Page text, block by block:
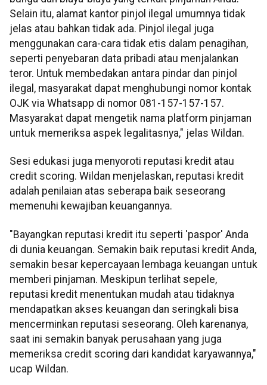
Selain itu, alamat kantor pinjol ilegal umumnya tidak
jelas atau bahkan tidak ada. Pinjol ilegal juga
menggunakan cara-cara tidak etis dalam penagihan,
seperti penyebaran data pribadi atau menjalankan
teror. Untuk membedakan antara pindar dan pinjol
ilegal, masyarakat dapat menghubungi nomor kontak
OJK via Whatsapp di nomor 081-157-157-157.
Masyarakat dapat mengetik nama platform pinjaman
untuk memeriksa aspek legalitasnya," jelas Wildan.
Sesi edukasi juga menyoroti reputasi kredit atau
credit scoring. Wildan menjelaskan, reputasi kredit
adalah penilaian atas seberapa baik seseorang
memenuhi kewajiban keuangannya.
"Bayangkan reputasi kredit itu seperti 'paspor' Anda
di dunia keuangan. Semakin baik reputasi kredit Anda,
semakin besar kepercayaan lembaga keuangan untuk
memberi pinjaman. Meskipun terlihat sepele,
reputasi kredit menentukan mudah atau tidaknya
mendapatkan akses keuangan dan seringkali bisa
mencerminkan reputasi seseorang. Oleh karenanya,
saat ini semakin banyak perusahaan yang juga
memeriksa credit scoring dari kandidat karyawannya,"
ucap Wildan.